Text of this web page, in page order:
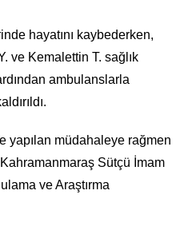
hayatını kaybederken,
ve Kemalettin T. sağlık
ambulanslarla
yapılan müdahaleye rağmen
Sütçü İmam
ve Araştırma